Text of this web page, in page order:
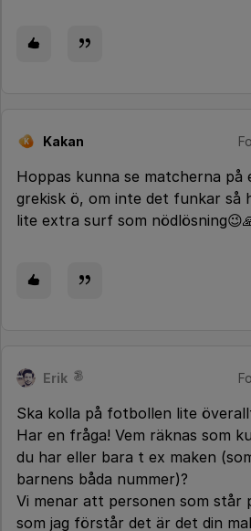
K Kakan
Hoppas kunna se matcherna på
grekisk ö, om inte det funkar så
lite extra surf som
Erik
Ska kolla på fotbollen lite
Har en fråga! Vem räknas som
du har eller bara t ex maken
barnens båda nummer)?
Vi menar att personen som står
som jag förstår det är det din